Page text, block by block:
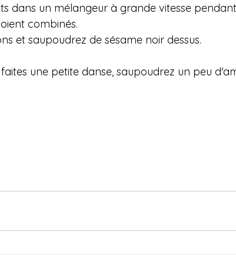
dans un mélangeur à grande vitesse
combinés.
et saupoudrez de sésame noir dessus.
une petite danse, saupoudrez un peu